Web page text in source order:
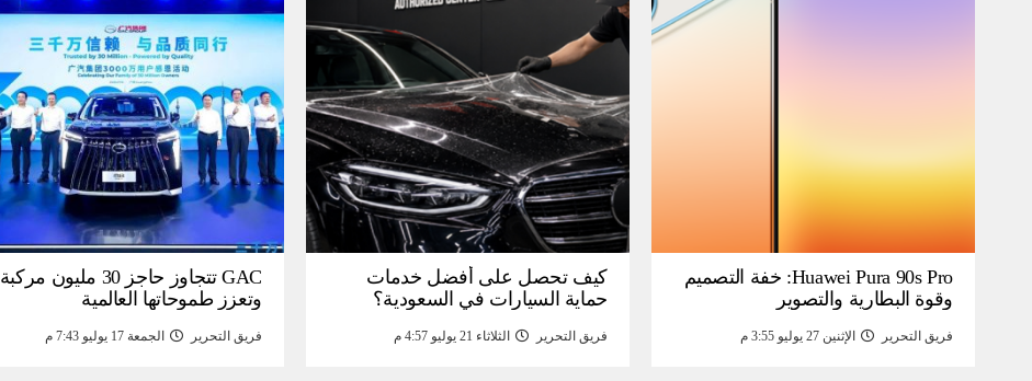
Huawei Pura 90s Pro: خفة التصميم
وقوة البطارية والتصوير
فريق التحرير الإثنين 27 يوليو 3:55 م
كيف تحصل على أفضل خدمات
حماية السيارات في السعودية؟
فريق التحرير الثلاثاء 21 يوليو 4:57 م
GAC تتجاوز حاجز 30 مليون مركبة
وتعزز طموحاتها العالمية
فريق التحرير الجمعة 17 يوليو 7:43 م